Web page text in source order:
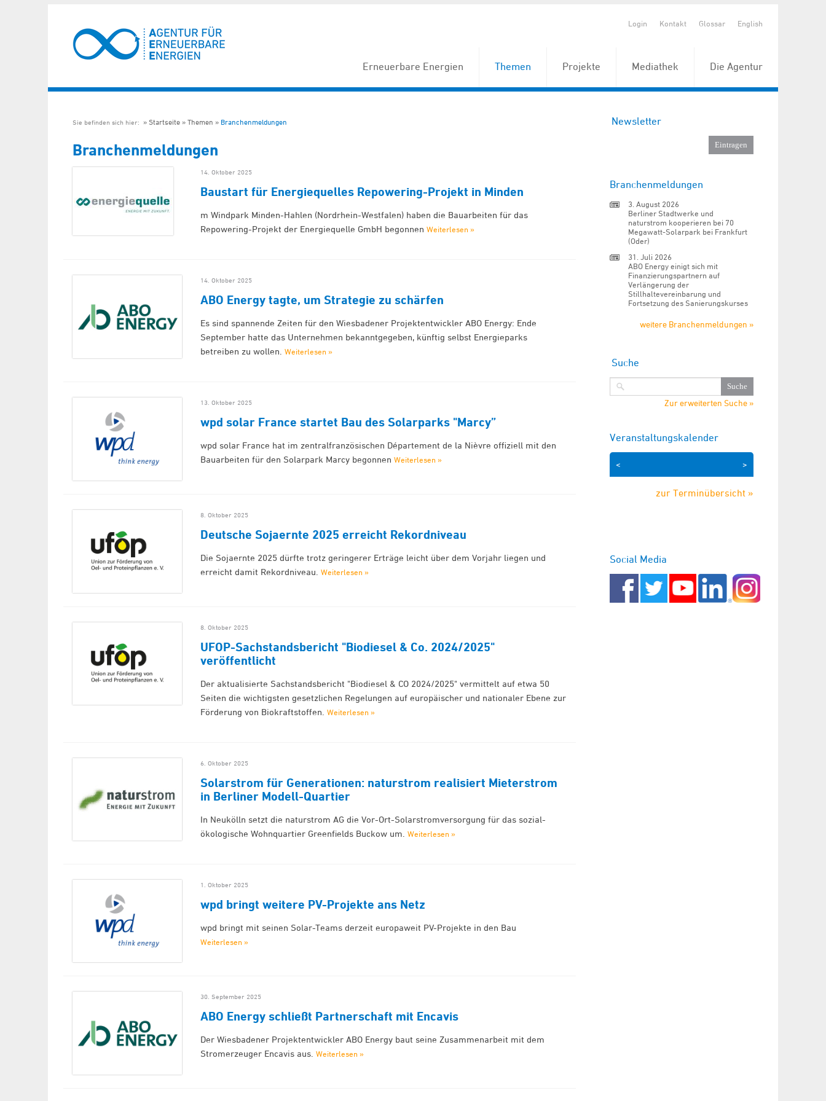
Login Kontakt Glossar English
Erneuerbare Energien Themen Projekte Mediathek Die Agentur
Sie befinden sich hier: Startseite Themen Branchenmeldungen
Branchenmeldungen
14. Oktober 2025
Baustart für Energiequelles Repowering-Projekt in Minden
m Windpark Minden-Hahlen (Nordrhein-Westfalen) haben die Bauarbeiten für das
Repowering-Projekt der Energiequelle GmbH begonnenWeiterlesen »
14. Oktober 2025
ABO Energy tagte, um Strategie zu schärfen
Es sind spannende Zeiten für den Wiesbadener Projektentwickler ABO Energy: Ende
September hatte das Unternehmen bekanntgegeben, künftig selbst Energieparks
betreiben zu wollen.Weiterlesen »
13. Oktober 2025
wpd solar France startet Bau des Solarparks "Marcy”
wpd solar France hat im zentralfranzösischen Département de la Nièvre offiziell mit den
Bauarbeiten für den Solarpark Marcy begonnenWeiterlesen »
8. Oktober 2025
Deutsche Sojaernte 2025 erreicht Rekordniveau
Die Sojaernte 2025 dürfte trotz geringerer Erträge leicht über dem Vorjahr liegen und
erreicht damit Rekordniveau.Weiterlesen »
8. Oktober 2025
UFOP-Sachstandsbericht "Biodiesel & Co. 2024/2025"
veröffentlicht
Der aktualisierte Sachstandsbericht "Biodiesel & CO 2024/2025" vermittelt auf etwa 50
Seiten die wichtigsten gesetzlichen Regelungen auf europäischer und nationaler Ebene zur
Förderung von Biokraftstoffen.Weiterlesen »
6. Oktober 2025
Solarstrom für Generationen: naturstrom realisiert Mieterstrom
in Berliner Modell-Quartier
In Neukölln setzt die naturstrom AG die Vor-Ort-Solarstromversorgung für das sozial-
ökologische Wohnquartier Greenfields Buckow um.Weiterlesen »
1. Oktober 2025
wpd bringt weitere PV-Projekte ans Netz
wpd bringt mit seinen Solar-Teams derzeit europaweit PV-Projekte in den Bau
Weiterlesen »
30. September 2025
ABO Energy schließt Partnerschaft mit Encavis
Der Wiesbadener Projektentwickler ABO Energy baut seine Zusammenarbeit mit dem
Stromerzeuger Encavis aus.Weiterlesen »
Newsletter
Branchenmeldungen
3. August 2026
Berliner Stadtwerke und
naturstrom kooperieren bei 70
Megawatt-Solarpark bei Frankfurt
(Oder)
31. Juli 2026
ABO Energy einigt sich mit
Finanzierungspartnern auf
Verlängerung der
Stillhaltevereinbarung und
Fortsetzung des Sanierungskurses
weitere Branchenmeldungen »
Suche
Zur erweiterten Suche »
Veranstaltungskalender
>
<
zur Terminübersicht »
Social Media